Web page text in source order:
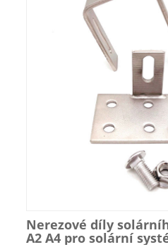
Nerezové díly
A2 A4 pro solární